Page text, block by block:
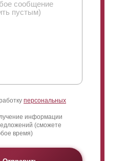
персональных
информации
(сможете
время)